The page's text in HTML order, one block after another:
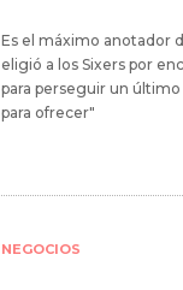
Es el máximo anotador
eligió a los Sixers por
para perseguir un
para ofrecer"
NEGOCIOS